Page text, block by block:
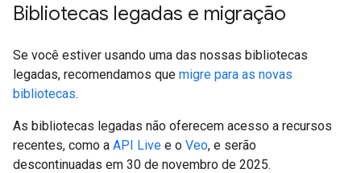
Bibliotecas legadas e migração
Se você estiver usando uma das nossas bibliotecas
legadas, recomendamos que migre para as novas
bibliotecas.
As bibliotecas legadas não oferecem acesso a recursos
recentes, como a API Live e o Veo, e serão
descontinuadas em 30 de novembro de 2025.